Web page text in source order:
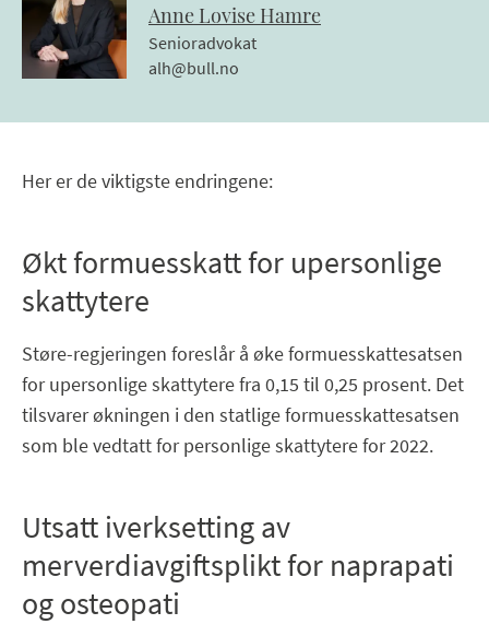
Anne Lovise Hamre
Senioradvokat
alh@bull.no
Her er de viktigste endringene:
Økt formuesskatt for upersonlige
skattytere
Støre-regjeringen foreslår å øke formuesskattesatsen
for upersonlige skattytere fra 0,15 til 0,25 prosent. Det
tilsvarer økningen i den statlige formuesskattesatsen
som ble vedtatt for personlige skattytere for 2022.
Utsatt iverksetting av
merverdiavgiftsplikt for naprapati
og osteopati